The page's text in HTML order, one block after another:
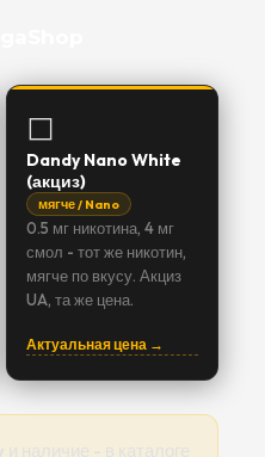
⬜
Dandy Nano White
(акциз)
мягче / Nano
0.5 мг никотина, 4 мг
смол - тот же никотин,
мягче по вкусу. Акциз
UA, та же цена.
Актуальная цена →